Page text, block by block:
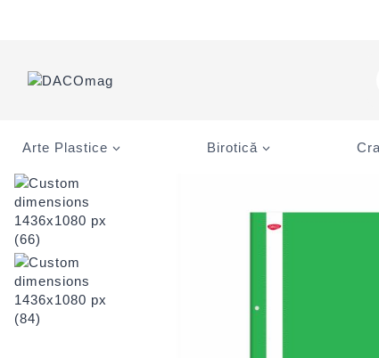
Arte Plastice Birotică